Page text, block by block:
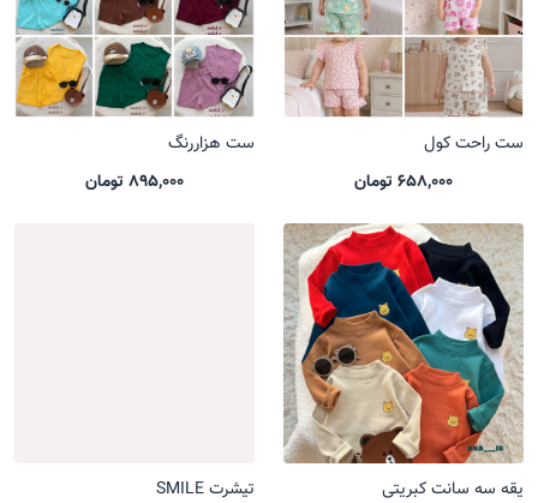
ست راحت کول
658,000 تومان
ست هزاررنگ
895,000 تومان
یقه سه سانت کبریتی
تیشرت SMILE